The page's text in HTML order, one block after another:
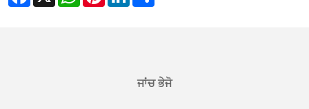
ਜਾਂਚ ਭੇਜੋ